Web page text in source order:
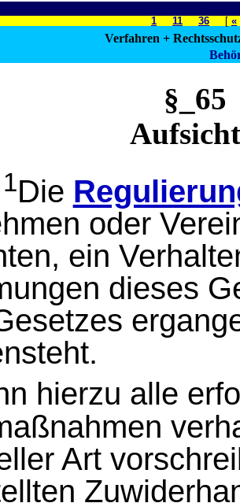
1 11 36 [ «
Verfahren +
1Die
oder
ein
dieses
hierzu alle
Art